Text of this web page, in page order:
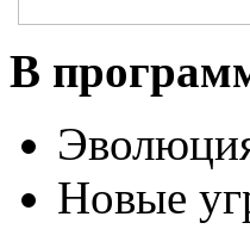
В
Новые